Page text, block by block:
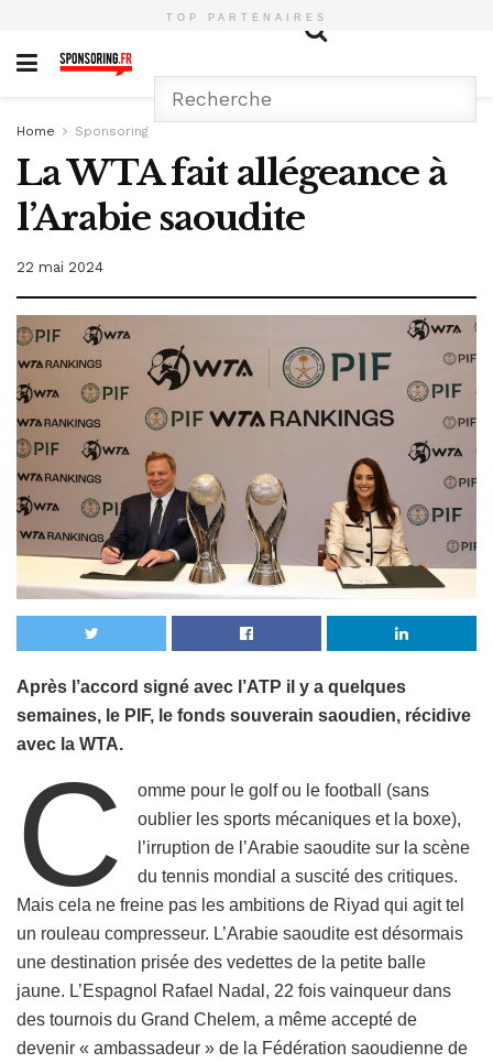
TOP PARTENAIRES
Home Sponsoring
La WTA fait allégeance à
l’Arabie saoudite
22 mai 2024
Après l’accord signé avec l’ATP il y a quelques
semaines, le PIF, le fonds souverain saoudien, récidive
avec la WTA.
C
omme pour le golf ou le football (sans
oublier les sports mécaniques et la boxe),
l’irruption de l’Arabie saoudite sur la scène
du tennis mondial a suscité des critiques.
Mais cela ne freine pas les ambitions de Riyad qui agit tel
un rouleau compresseur. L’Arabie saoudite est désormais
une destination prisée des vedettes de la petite balle
jaune. L’Espagnol Rafael Nadal, 22 fois vainqueur dans
des tournois du Grand Chelem, a même accepté de
devenir « ambassadeur » de la Fédération saoudienne de